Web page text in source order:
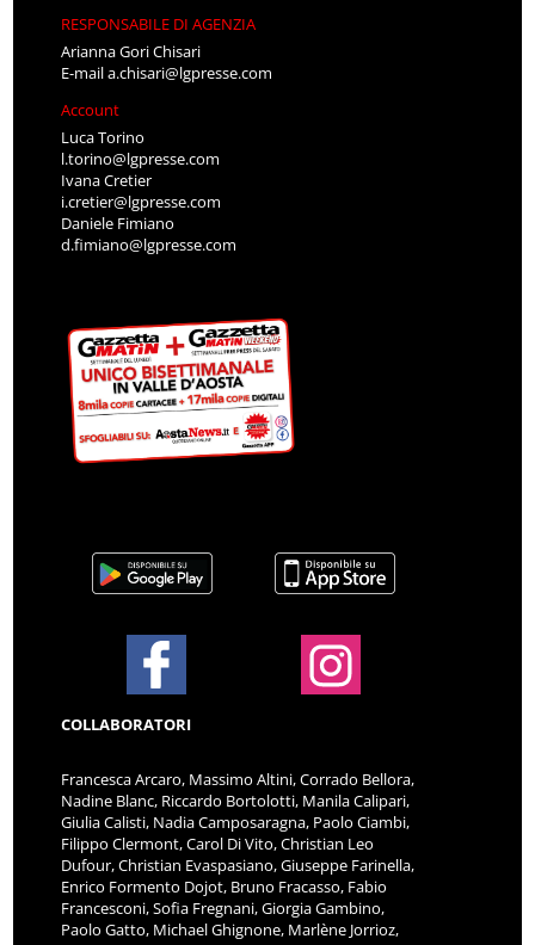
RESPONSABILE DI AGENZIA
Arianna Gori Chisari
E-maila.chisari@lgpresse.com
Account
Luca Torino
l.torino@lgpresse.com
Ivana Cretier
i.cretier@lgpresse.com
Daniele Fimiano
d.fimiano@lgpresse.com
COLLABORATORI
Francesca Arcaro, Massimo Altini, Corrado Bellora,
Nadine Blanc, Riccardo Bortolotti, Manila Calipari,
Giulia Calisti, Nadia Camposaragna, Paolo Ciambi,
Filippo Clermont, Carol Di Vito, Christian Leo
Dufour, Christian Evaspasiano, Giuseppe Farinella,
Enrico Formento Dojot, Bruno Fracasso, Fabio
Francesconi, Sofia Fregnani, Giorgia Gambino,
Paolo Gatto, Michael Ghignone, Marlène Jorrioz,